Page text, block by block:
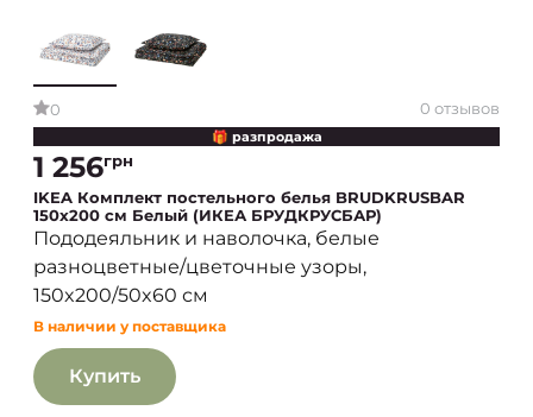
0 0 отзывов
🎁 разпродажа
1 256грн
IKEA Комплект постельного белья BRUDKRUSBAR
150x200 см Белый (ИКЕА БРУДКРУСБАР)
Пододеяльник и наволочка, белые
разноцветные/цветочные узоры,
150x200/50x60 см
В наличии у поставщика
Купить